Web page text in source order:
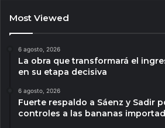
Most Viewed
6 agosto, 2026
La obra que transformará el
en su etapa decisiva
6 agosto, 2026
Fuerte respaldo a Sáenz y Sadir
controles a las bananas